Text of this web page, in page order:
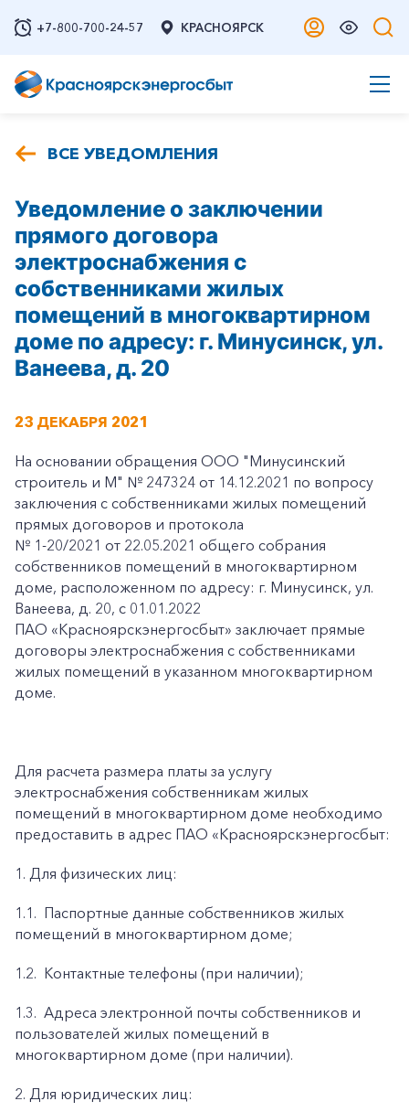
+7-800-700-24-57 КРАСНОЯРСК
ВСЕ УВЕДОМЛЕНИЯ
Уведомление о заключении
прямого договора
электроснабжения с
собственниками жилых
помещений в многоквартирном
доме по адресу: г. Минусинск, ул.
Ванеева, д. 20
23 ДЕКАБРЯ 2021
На основании обращения ООО "Минусинский
строитель и М" № 247324 от 14.12.2021 по вопросу
заключения с собственниками жилых помещений
прямых договоров и протокола
№ 1-20/2021 от 22.05.2021 общего собрания
собственников помещений в многоквартирном
доме, расположенном по адресу: г. Минусинск, ул.
Ванеева, д. 20, с 01.01.2022
ПАО «Красноярскэнергосбыт» заключает прямые
договоры электроснабжения с собственниками
жилых помещений в указанном многоквартирном
доме.
Для расчета размера платы за услугу
электроснабжения собственникам жилых
помещений в многоквартирном доме необходимо
предоставить в адрес ПАО «Красноярскэнергосбыт:
1. Для физических лиц:
1.1. Паспортные данные собственников жилых
помещений в многоквартирном доме;
1.2. Контактные телефоны (при наличии);
1.3. Адреса электронной почты собственников и
пользователей жилых помещений в
многоквартирном доме (при наличии).
2. Для юридических лиц: